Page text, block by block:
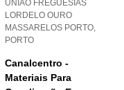
UNIAO FREGUESIAS
LORDELO OURO
MASSARELOS PORTO,
PORTO
Canalcentro -
Materiais Para